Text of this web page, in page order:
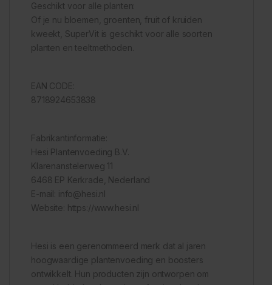
Geschikt voor alle planten:
Of je nu bloemen, groenten, fruit of kruiden
kweekt, SuperVit is geschikt voor alle soorten
planten en teeltmethoden.
EAN CODE:
8718924653838
Fabrikantinformatie:
Hesi Plantenvoeding B.V.
Klarenanstelerweg 11
6468 EP Kerkrade, Nederland
E-mail: info@hesi.nl
Website: https://www.hesi.nl
Hesi is een gerenommeerd merk dat al jaren
hoogwaardige plantenvoeding en boosters
ontwikkelt. Hun producten zijn ontworpen om